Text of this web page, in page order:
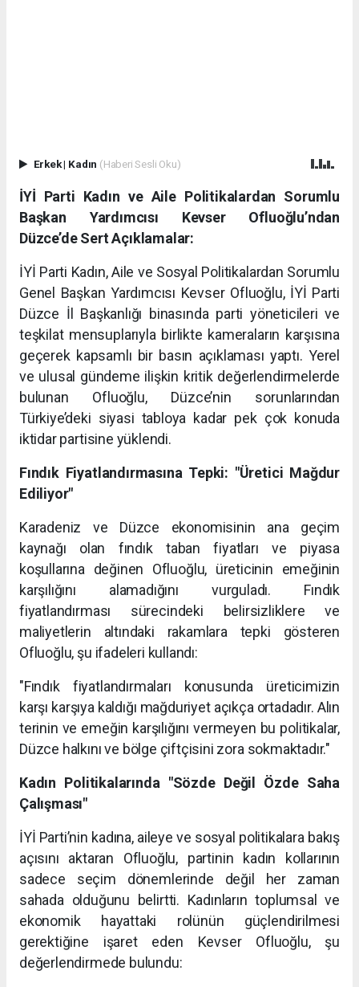
Erkek| Kadın (Haberi Sesli Oku)
İYİ Parti Kadın ve Aile Politikalardan Sorumlu
Başkan Yardımcısı Kevser Ofluoğlu’ndan
Düzce’de Sert Açıklamalar:
İYİ Parti Kadın, Aile ve Sosyal Politikalardan Sorumlu
Genel Başkan Yardımcısı Kevser Ofluoğlu, İYİ Parti
Düzce İl Başkanlığı binasında parti yöneticileri ve
teşkilat mensuplarıyla birlikte kameraların karşısına
geçerek kapsamlı bir basın açıklaması yaptı. Yerel
ve ulusal gündeme ilişkin kritik değerlendirmelerde
bulunan Ofluoğlu, Düzce’nin sorunlarından
Türkiye’deki siyasi tabloya kadar pek çok konuda
iktidar partisine yüklendi.
Fındık Fiyatlandırmasına Tepki: "Üretici Mağdur
Ediliyor"
Karadeniz ve Düzce ekonomisinin ana geçim
kaynağı olan fındık taban fiyatları ve piyasa
koşullarına değinen Ofluoğlu, üreticinin emeğinin
karşılığını alamadığını vurguladı. Fındık
fiyatlandırması sürecindeki belirsizliklere ve
maliyetlerin altındaki rakamlara tepki gösteren
Ofluoğlu, şu ifadeleri kullandı:
"Fındık fiyatlandırmaları konusunda üreticimizin
karşı karşıya kaldığı mağduriyet açıkça ortadadır. Alın
terinin ve emeğin karşılığını vermeyen bu politikalar,
Düzce halkını ve bölge çiftçisini zora sokmaktadır."
Kadın Politikalarında "Sözde Değil Özde Saha
Çalışması"
İYİ Parti’nin kadına, aileye ve sosyal politikalara bakış
açısını aktaran Ofluoğlu, partinin kadın kollarının
sadece seçim dönemlerinde değil her zaman
sahada olduğunu belirtti. Kadınların toplumsal ve
ekonomik hayattaki rolünün güçlendirilmesi
gerektiğine işaret eden Kevser Ofluoğlu, şu
değerlendirmede bulundu: